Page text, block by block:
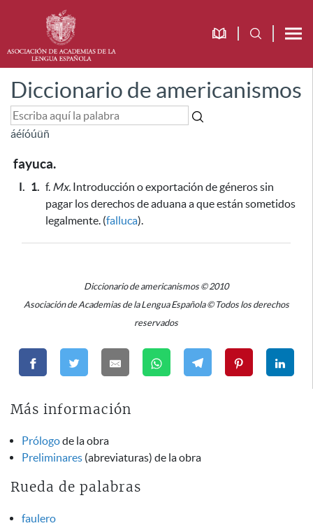
Diccionario de americanismos
áéíóúüñ
fayuca.
I. 1. f. Mx. Introducción o exportación de géneros sin
pagar los derechos de aduana a que están sometidos
legalmente. (falluca).
Diccionario de americanismos © 2010
Asociación de Academias de la Lengua Española © Todos los derechos
reservados
Más información
Prólogode la obra
Preliminares (abreviaturas) de la obra
Rueda de palabras
faulero